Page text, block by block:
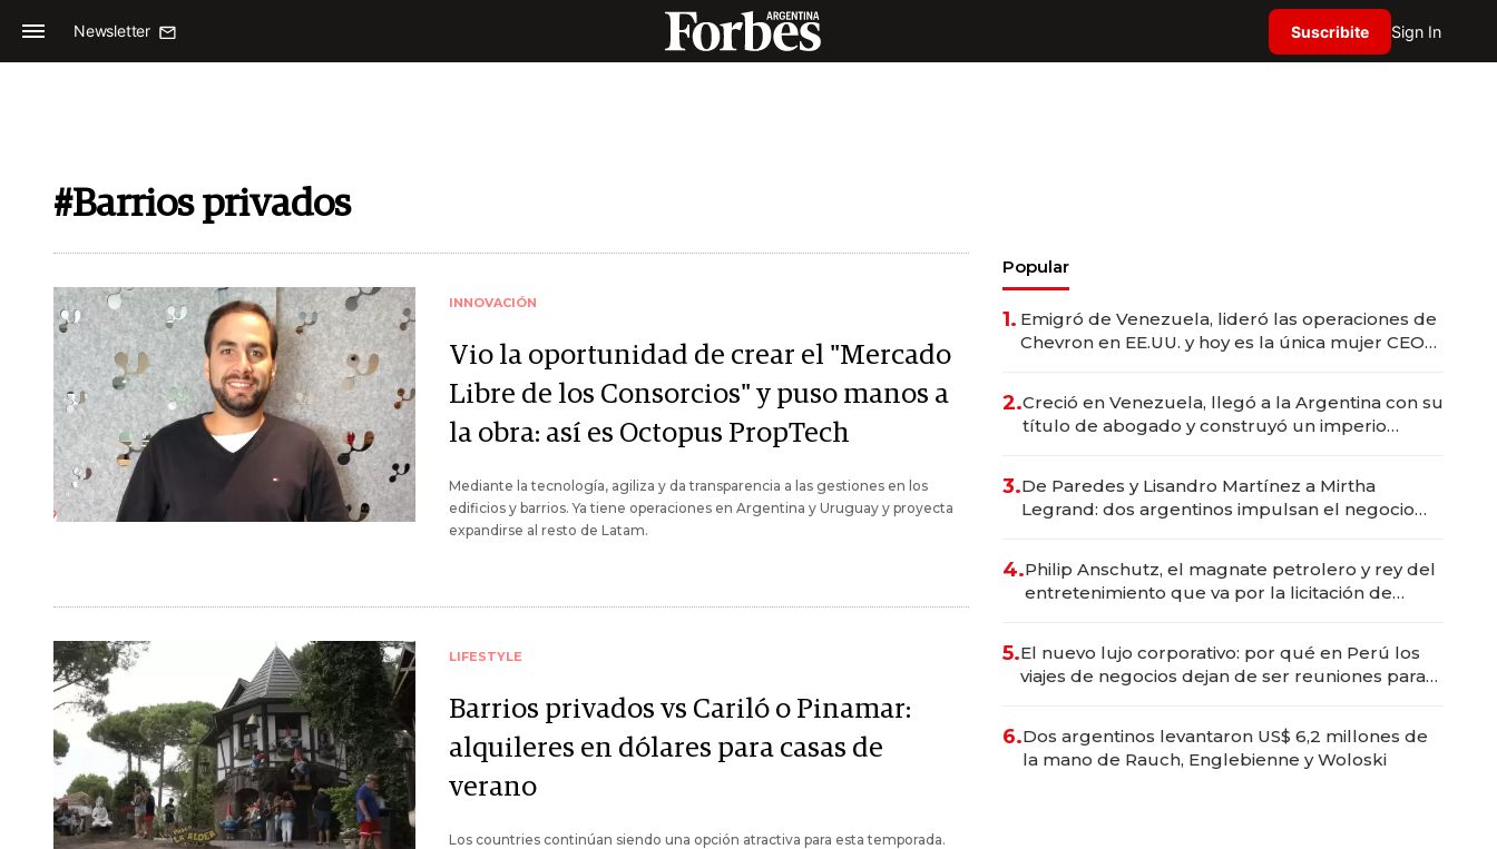
Newsletter Suscribite Sign In
#Barrios privados
INNOVACIÓN
Vio la oportunidad de crear el "Mercado
Libre de los Consorcios" y puso manos a
la obra: así es Octopus PropTech
Mediante la tecnología, agiliza y da transparencia a las gestiones en los
edificios y barrios. Ya tiene operaciones en Argentina y Uruguay y proyecta
expandirse al resto de Latam.
LIFESTYLE
Barrios privados vs Cariló o Pinamar:
alquileres en dólares para casas de
verano
Los countries continúan siendo una opción atractiva para esta temporada.
Popular
1. Emigró de Venezuela, lideró las operaciones de
Chevron en EE.UU. y hoy es la única mujer CEO
2.Creció en Venezuela, llegó a la Argentina con su
título de abogado y construyó un imperio
3.De Paredes y Lisandro Martínez a Mirtha
Legrand: dos argentinos impulsan el negocio
4.Philip Anschutz, el magnate petrolero y rey del
entretenimiento que va por la licitación de
5.El nuevo lujo corporativo: por qué en Perú los
viajes de negocios dejan de ser reuniones para
6.Dos argentinos levantaron US$ 6,2 millones de
la mano de Rauch, Englebienne y Woloski